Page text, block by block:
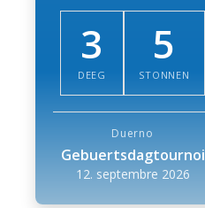
3
DEEG
5
STONNEN
Duerno
Gebuertsdagtournoi
12. septembre 2026